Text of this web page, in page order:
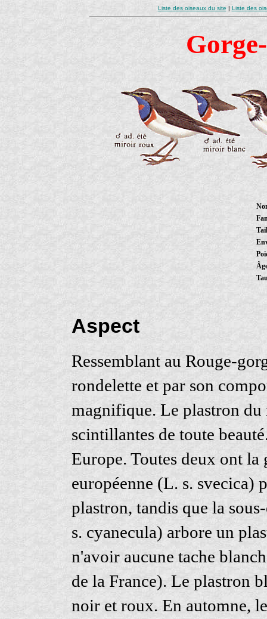
Liste des oiseaux du site | Liste des
Aspect
Ressemblant au Rouge-
rondelette et par son
magnifique. Le plastron du
scintillantes de toute
Europe. Toutes deux ont la
européenne (L. s. svecica)
plastron, tandis que la
s. cyanecula) arbore un
n'avoir aucune tache
de la France). Le plastron
noir et roux. En automne,